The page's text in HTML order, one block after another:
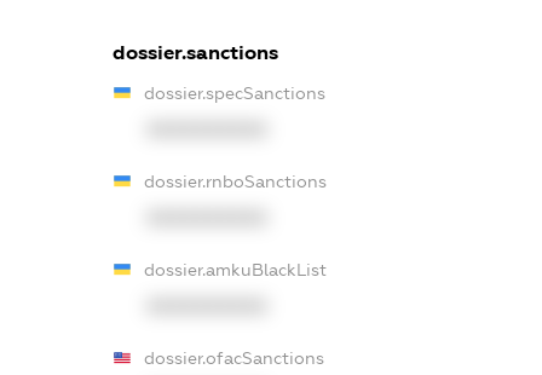
dossier.sanctions
dossier.specSanctions
dossier.rnboSanctions
dossier.amkuBlackList
dossier.ofacSanctions